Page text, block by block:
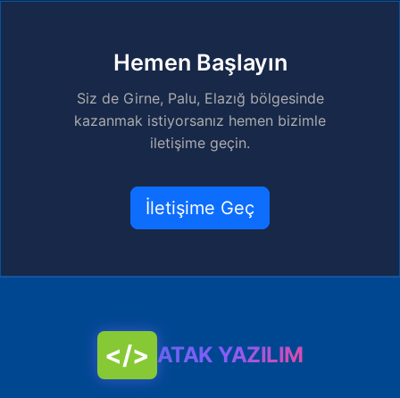
Hemen Başlayın
Siz de Girne, Palu, Elazığ bölgesinde
kazanmak istiyorsanız hemen bizimle
iletişime geçin.
İletişime Geç
</> ATAK YAZILIM